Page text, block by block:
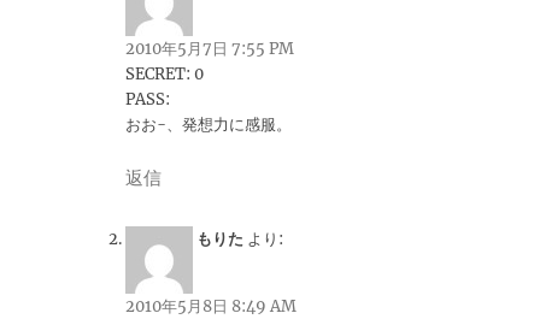
2010年5月7日 7:55 PM
SECRET: 0
PASS:
おお-、発想力に感服。
返信
もりた より:
2010年5月8日 8:49 AM